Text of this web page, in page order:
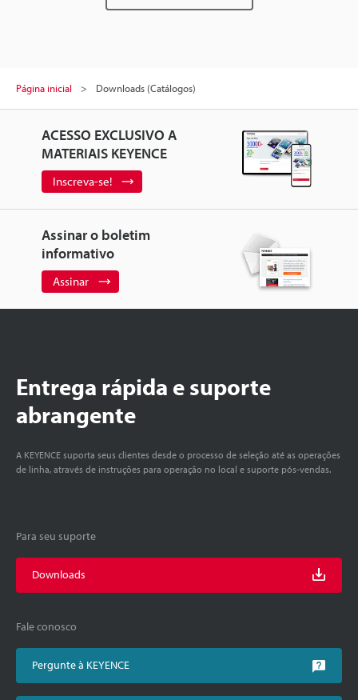
Página inicial Downloads (Catálogos)
ACESSO EXCLUSIVO A
MATERIAIS KEYENCE
Inscreva-se!
Assinar o boletim
informativo
Assinar
Entrega rápida e suporte
abrangente
A KEYENCE suporta seus clientes desde o processo de seleção até as operações
de linha, através de instruções para operação no local e suporte pós-vendas.
Para seu suporte
Downloads
Fale conosco
Pergunte à KEYENCE